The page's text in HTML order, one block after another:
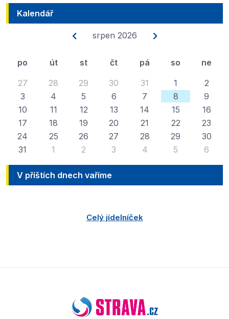
Kalendář
srpen 2026
po út st čt pá so
ne
27
28 29 30 31 1
2
3
4 5 6 7 8
9
10
11 12 13 14 15
16
17
18 19 20 21 22
23
24
25 26 27 28 29
30
31
1 2 3 4 5 6
V příštích dnech vaříme
Celý jídelníček